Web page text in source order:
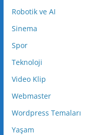
Robotik ve AI
Sinema
Spor
Teknoloji
Video Klip
Webmaster
Wordpress Temaları
Yaşam